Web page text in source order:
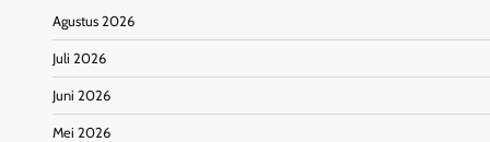
Agustus 2026
Juli 2026
Juni 2026
Mei 2026